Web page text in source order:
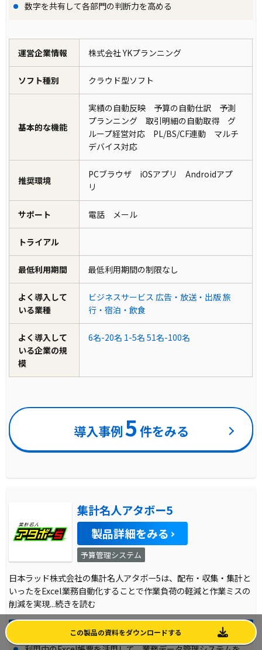
数字を共有して各部門の判断力を高める
運営企業情報 株式会社 YKプランニング
ソフト種別 クラウド型ソフト
基本的な機能
実績の自動反映 予算の自動仕訳 予測
プランニング 取引明細の自動取得 グ
ループ経営対応 PL/BS/CF連動 マルチ
デバイス対応
推奨環境
PCブラウザ iOSアプリ Androidアプ
リ
サポート 電話 メール
トライアル
最低利用期間 最低利用期間の制限なし
よく導入して
いる業種
ビジネスサービス 広告・放送・出版旅
行・宿泊・飲食
よく導入して
いる企業の規
模
6名-20名 1-5名 51名-100名
導入事例5 件をみる
集計名人アタボー5
製品詳細をみる
予算管理システム
日本ラッド株式会社の集計名人アタボー5は、配布・収集・集計と
いったをExcel業務自動化することで作業負荷の軽減と作業ミスの
削減を実現...続きを読む
製品のおすすめポイント
この製品の資料をダウンロードする